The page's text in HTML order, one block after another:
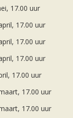
17.00 uur
17.00 uur
17.00 uur
17.00 uur
17.00 uur
17.00 uur
17.00 uur